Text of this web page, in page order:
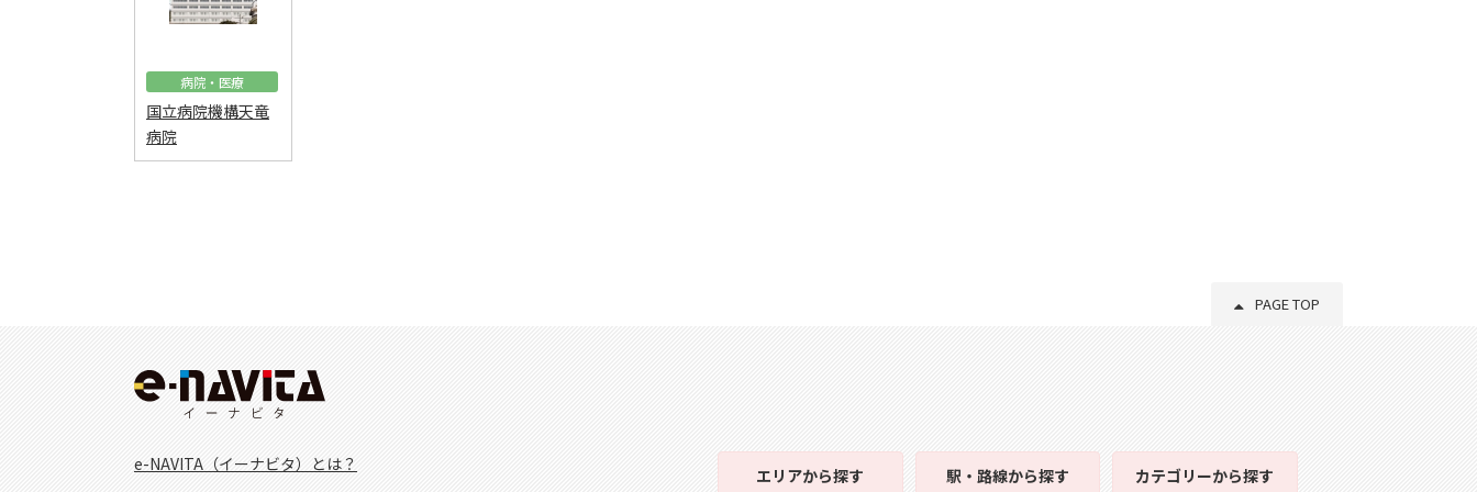
病院・医療
国立病院機構天竜
病院
PAGE TOP
e-NAVITA（イーナビタ）とは？
エリアから探す 駅・路線から探す カテゴリーから探す